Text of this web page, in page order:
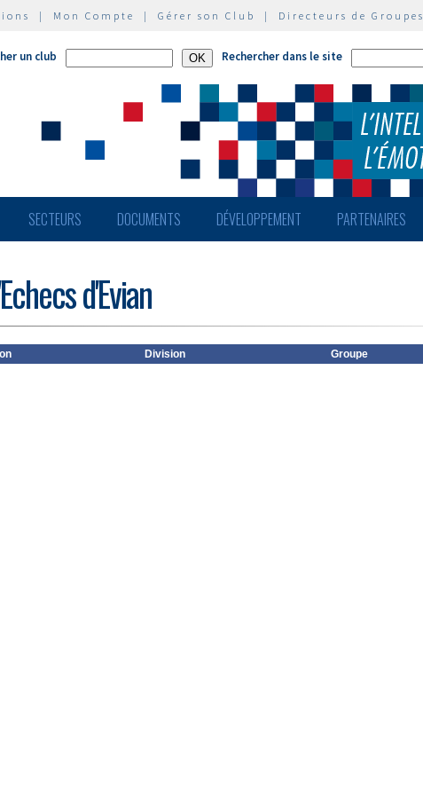
| Mon Compte | Gérer son Club | Directeurs de Groupes
un club Rechercher dans le site
SECTEURS DOCUMENTS DÉVELOPPEMENT PARTENAIRES
d'Evian
Division Groupe